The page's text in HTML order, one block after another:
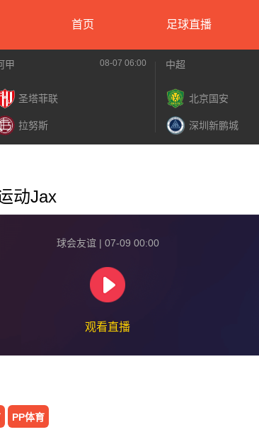
首页 足球直播
甲 08-07 06:00
圣塔菲联
拉努斯
中超
北京国安
深圳新鹏城
动Jax
球会友谊 | 07-09 00:00
观看直播
PP体育